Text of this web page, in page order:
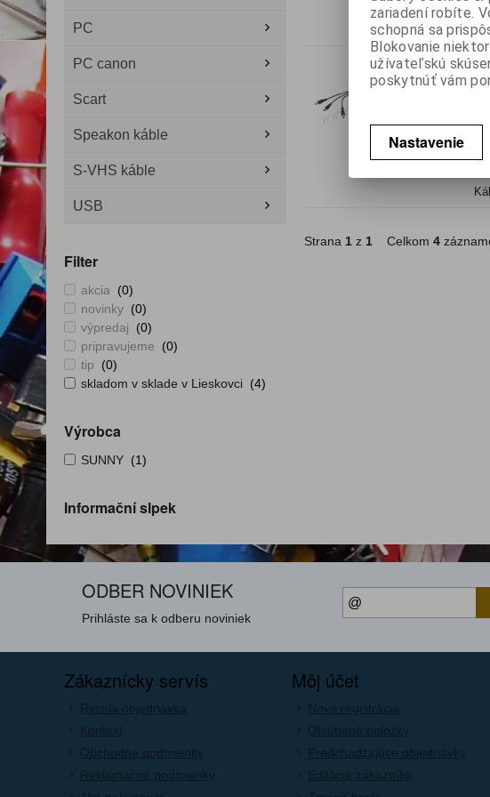
PC
PC canon
Scart
Speakon káble
S-VHS káble
USB
Filter
akcia
(0)
novinky (0)
výpredaj
(0)
pripravujeme
(0)
tip
(0)
skladom v sklade v Lieskovci (4)
Výrobca
SUNNY (1)
Informační slpek
Strana 1 z 1 Celkom 4
ODBER NOVINIEK
Prihláste sa k odberu noviniek
Zákaznícky servís
Rýchla objednávka
Kontakt
Obchodné podmienky
Reklamačné podmienky
Môj účet
Nová registrácia
Oblúbené položky
Predchádzajúce objednávky
Editácia zákazníka
zariadení robíte.
schopná sa
Blokovanie
užívateľskú
poskytnúť vám
Nastavenie